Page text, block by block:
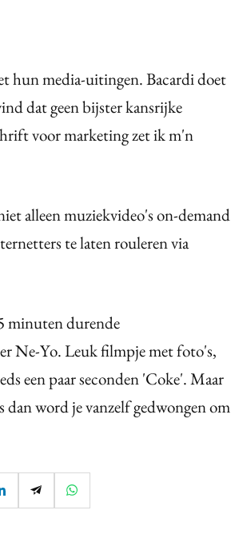
hun media-uitingen. Bacardi doet
dat geen bijster kansrijke
voor marketing zet ik m'n
alleen muziekvideo's on-demand
te laten rouleren via
minuten durende
Ne-Yo. Leuk filmpje met foto's,
een paar seconden 'Coke'. Maar
dan word je vanzelf gedwongen om